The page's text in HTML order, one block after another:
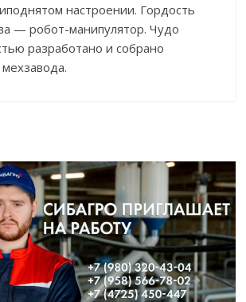
настроении. Гордость
— робот-манипулятор. Чудо
разработано и собрано